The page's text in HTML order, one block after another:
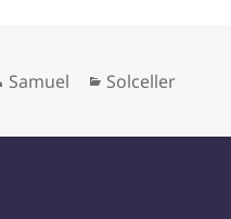
Författare
Samuel Kategorier
Solceller